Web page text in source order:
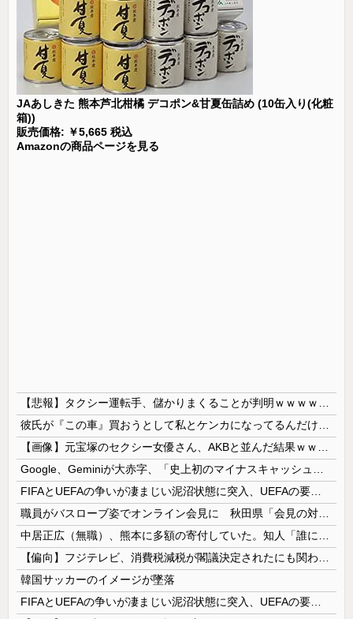
JAあしきた 熊本芦北柑橘 デコポン&甘夏缶詰め (10缶入り(化粧
箱))
販売価格: ￥5,665 税込
Amazonの商品ページを見る
韓国サッカーのイメージが墜落